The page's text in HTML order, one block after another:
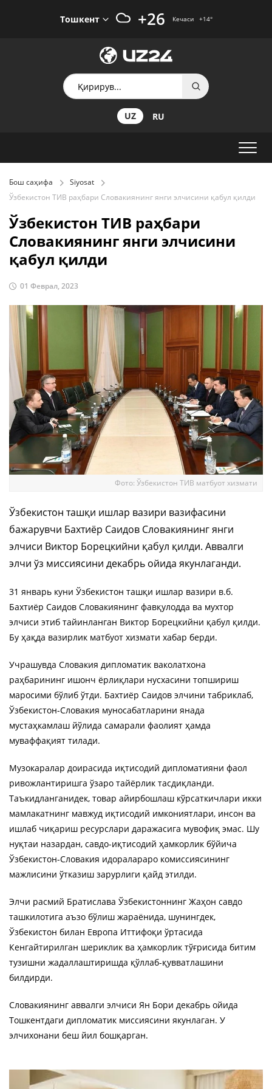
Тошкент +26 Кечаси +14°
UZ RU
Бош саҳифа
Siyosat
Ўзбекистон ТИВ раҳбари Словакиянинг янги элчисини қабул қилди
Ўзбекистон ТИВ раҳбари
Словакиянинг янги элчисини
қабул қилди
01 Феврал, 2023
Фото: Ўзбекистон ТИВ матбуот хизмати
Ўзбекистон ташқи ишлар вазири вазифасини
бажарувчи Бахтиёр Саидов Словакиянинг янги
элчиси Виктор Борецкийни қабул қилди. Аввалги
элчи ўз миссиясини декабрь ойида якунлаганди.
31 январь куни Ўзбекистон ташқи ишлар вазири в.б.
Бахтиёр Саидов Словакиянинг фавқулодда ва мухтор
элчиси этиб тайинланган Виктор Борецкийни қабул қилди.
Бу ҳақда вазирлик матбуот хизмати хабар берди.
Учрашувда Словакия дипломатик ваколатхона
раҳбарининг ишонч ёрлиқлари нусхасини топшириш
маросими бўлиб ўтди. Бахтиёр Саидов элчини табриклаб,
Ўзбекистон-Словакия муносабатларини янада
мустаҳкамлаш йўлида самарали фаолият ҳамда
муваффақият тилади.
Музокаралар доирасида иқтисодий дипломатияни фаол
ривожлантиришга ўзаро тайёрлик тасдиқланди.
Таъкидланганидек, товар айирбошлаш кўрсаткичлари икки
мамлакатнинг мавжуд иқтисодий имкониятлари, инсон ва
ишлаб чиқариш ресурслари даражасига мувофиқ эмас. Шу
нуқтаи назардан, савдо-иқтисодий ҳамкорлик бўйича
Ўзбекистон-Словакия идоралараро комиссиясининг
мажлисини ўтказиш зарурлиги қайд этилди.
Элчи расмий Братислава Ўзбекистоннинг Жаҳон савдо
ташкилотига аъзо бўлиш жараёнида, шунингдек,
Ўзбекистон билан Европа Иттифоқи ўртасида
Кенгайтирилган шериклик ва ҳамкорлик тўғрисида битим
тузишни жадаллаштиришда қўллаб-қувватлашини
билдирди.
Словакиянинг аввалги элчиси Ян Бори декабрь ойида
Тошкентдаги дипломатик миссиясини якунлаган. У
элчихонани беш йил бошқарган.